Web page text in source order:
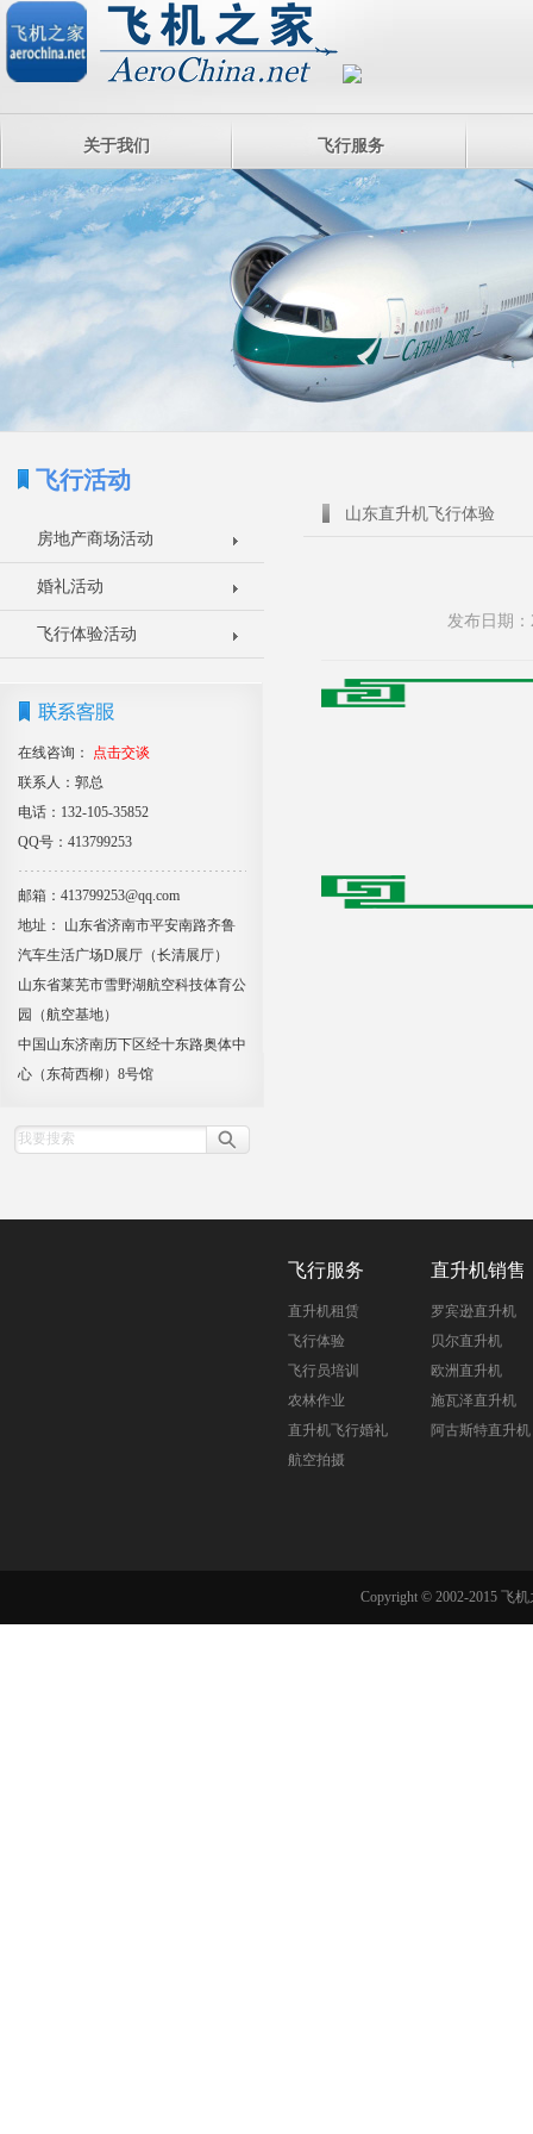
关于我们 飞行服务
飞行活动
房地产商场活动
婚礼活动
飞行体验活动
在线咨询：
点击交谈
联系人：郭总
电话：132-105-35852
QQ号：413799253
邮箱：413799253@qq.com
地址： 山东省济南市平安南路齐鲁
汽车生活广场D展厅（长清展厅）
山东省莱芜市雪野湖航空科技体育公
园（航空基地）
中国山东济南历下区经十东路奥体中
心（东荷西柳）8号馆
山东直升机飞行体验
发布日期
飞行服务
直升机租赁
飞行体验
飞行员培训
农林作业
直升机飞行婚礼
航空拍摄
直升机销售
罗宾逊直升机
贝尔直升机
欧洲直升机
施瓦泽直升机
阿古斯特直升机
Copyright © 2002-2015 飞